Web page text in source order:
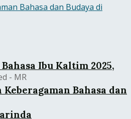
Ibu Kaltim 2025,
Bahasa dan
- MR